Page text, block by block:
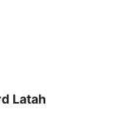
Latah